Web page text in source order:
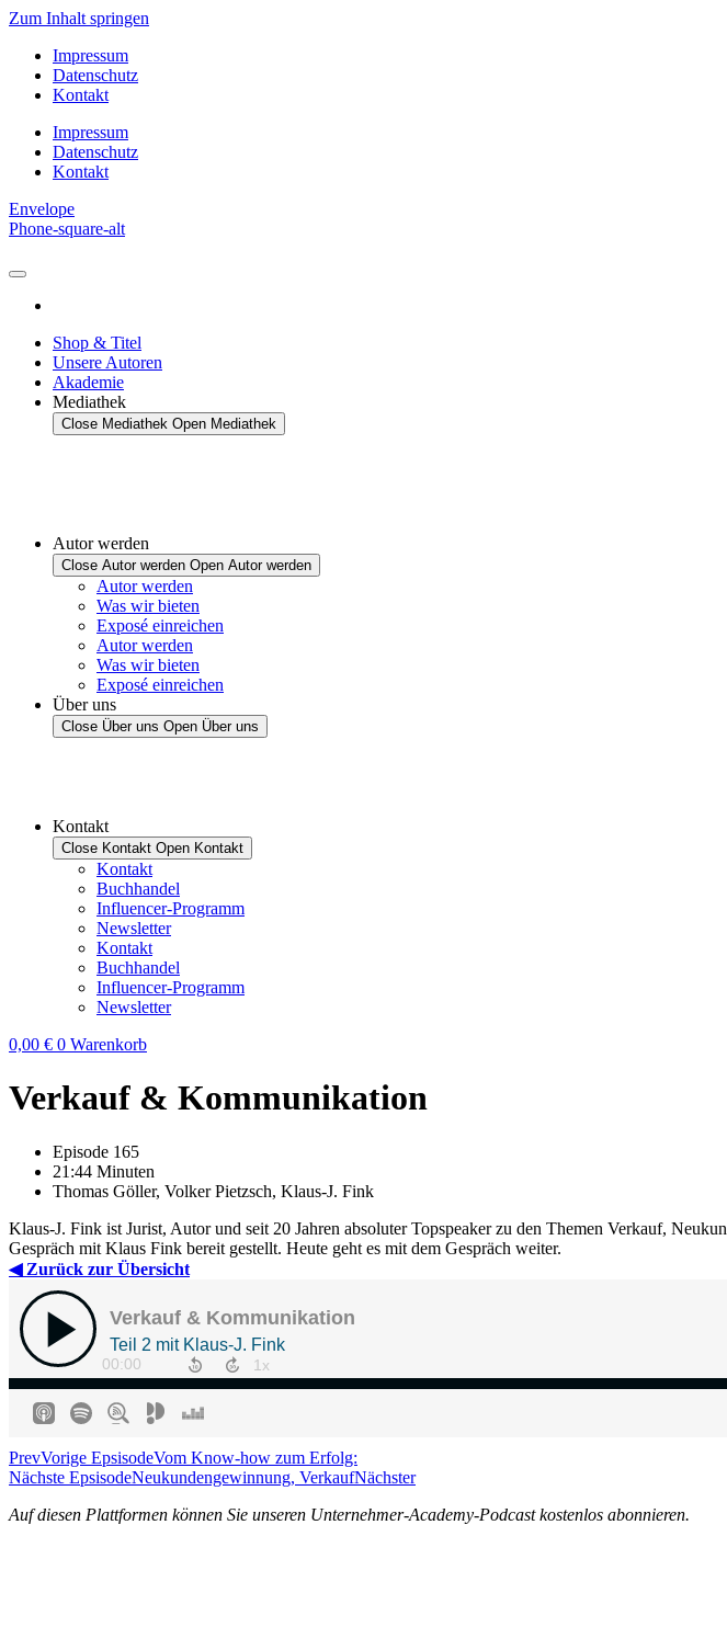
Zum Inhalt springen
Impressum
Datenschutz
Kontakt
Impressum
Datenschutz
Kontakt
Envelope
Phone-square-alt
Shop & Titel
Unsere Autoren
Akademie
Mediathek
Close Mediathek Open Mediathek
Autor werden
Close Autor werden Open Autor werden
Autor werden
Was wir bieten
Exposé einreichen
Autor werden
Was wir bieten
Exposé einreichen
Über uns
Close Über uns Open Über uns
Kontakt
Close Kontakt Open Kontakt
Kontakt
Buchhandel
Influencer-Programm
Newsletter
Kontakt
Buchhandel
Influencer-Programm
Newsletter
0,00 € 0 Warenkorb
Verkauf & Kommunikation
Episode 165
21:44 Minuten
Thomas Göller, Volker Pietzsch, Klaus-J. Fink
Klaus-J. Fink ist Jurist, Autor und seit 20 Jahren absoluter Topspeaker zu den Themen Verkauf,
Gespräch mit Klaus Fink bereit gestellt. Heute geht es mit dem Gespräch weiter.
◀ Zurück zur Übersicht
PrevVorige EpsisodeVom Know-how zum Erfolg:
Nächste EpsisodeNeukundengewinnung, VerkaufNächster
Auf diesen Plattformen können Sie unseren Unternehmer-Academy-Podcast kostenlos abonnieren.